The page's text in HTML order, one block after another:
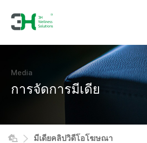
Media
การจัดการมีเดีย
มีเดียคลิปวิดีโอโฆษณา